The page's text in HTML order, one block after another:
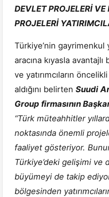
DEVLET PROJELERİ
PROJELERİ
Türkiye’nin gayrimenkul
aracına kıyasla
ve yatırımcıların
aldığını belirten Suudi
Group firmasının
“Türk müteahhitler
noktasında önemli
faaliyet gösteriyor.
Türkiye’deki gelişimi ve
büyümeyi de takip
bölgesinden